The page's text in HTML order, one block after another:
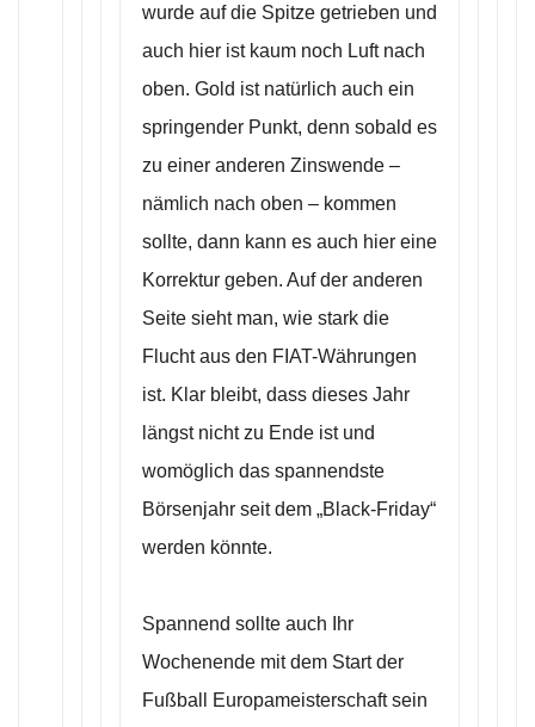
wurde auf die Spitze getrieben und
auch hier ist kaum noch Luft nach
oben. Gold ist natürlich auch ein
springender Punkt, denn sobald es
zu einer anderen Zinswende –
nämlich nach oben – kommen
sollte, dann kann es auch hier eine
Korrektur geben. Auf der anderen
Seite sieht man, wie stark die
Flucht aus den FIAT-Währungen
ist. Klar bleibt, dass dieses Jahr
längst nicht zu Ende ist und
womöglich das spannendste
Börsenjahr seit dem „Black-Friday“
werden könnte.
Spannend sollte auch Ihr
Wochenende mit dem Start der
Fußball Europameisterschaft sein